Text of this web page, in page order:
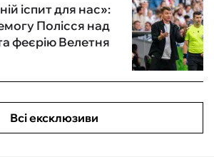
іспит для нас»:
Полісся над
феєрію Велетня
Всі ексклюзиви